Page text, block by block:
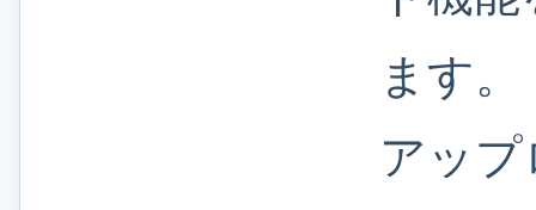
ます。
アッ